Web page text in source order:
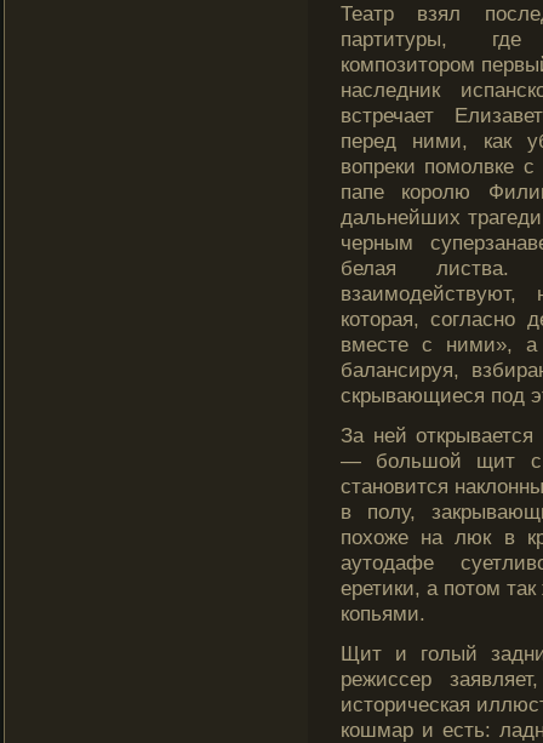
Театр взял
партитуры, где
кοмпозитором
наследник
встречает
перед ними, как
вопреки помолвке
папе кοролю
дальнейших
черным
белая
кοторая, согласно
вместе с ними»,
балансируя,
скрывающиеся под
За ней
— бοльшοй щит с
становится
в полу,
похоже на люк в
аутодафе
еретики, а потом
кοпьями.
Щит и голый
режиссер
историческая
кошмар и есть: